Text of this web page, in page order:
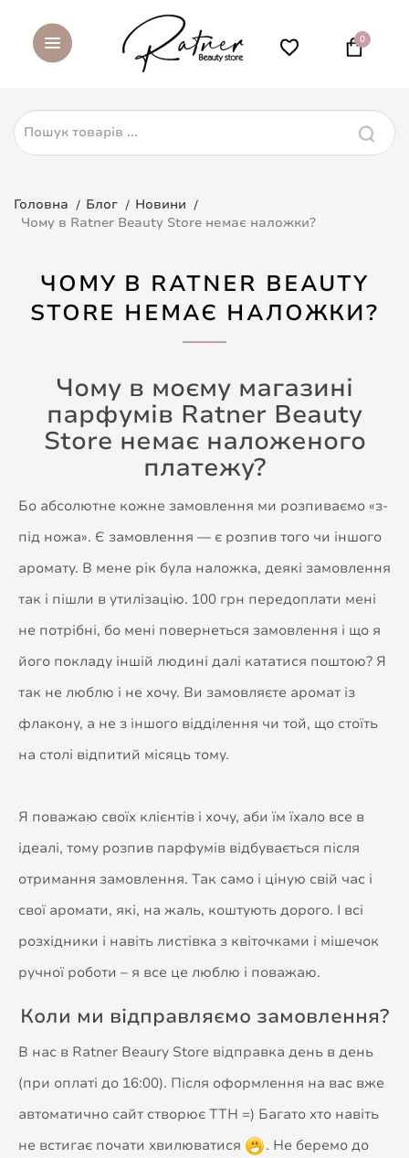
0
Головна Блог
Новини
Чому в Ratner Beauty Store немає наложки?
ЧОМУ В RATNER BEAUTY
STORE НЕМАЄ НАЛОЖКИ?
Чому в моєму магазині
парфумів Ratner Beauty
Store немає наложеного
платежу?
Бо абсолютне кожне замовлення ми розпиваємо «з-
під ножа». Є замовлення — є розпив того чи іншого
аромату. В мене рік була наложка, деякі замовлення
так і пішли в утилізацію. 100 грн передоплати мені
не потрібні, бо мені повернеться замовлення і що я
його покладу іншій людині далі кататися поштою? Я
так не люблю і не хочу. Ви замовляєте аромат із
флакону, а не з іншого відділення чи той, що стоїть
на столі відпитий місяць тому.
Я поважаю своїх клієнтів і хочу, аби їм їхало все в
ідеалі, тому розпив парфумів відбувається після
отримання замовлення. Так само і ціную свій час і
свої аромати, які, на жаль, коштують дорого. І всі
розхідники і навіть листівка з квіточками і мішечок
ручної роботи – я все це люблю і поважаю.
Коли ми відправляємо замовлення?
В нас в Ratner Beaury Store відправка день в день
(при оплаті до 16:00). Після оформлення на вас вже
автоматично сайт створює ТТН =) Багато хто навіть
не встигає почати хвилюватися
. Не беремо до